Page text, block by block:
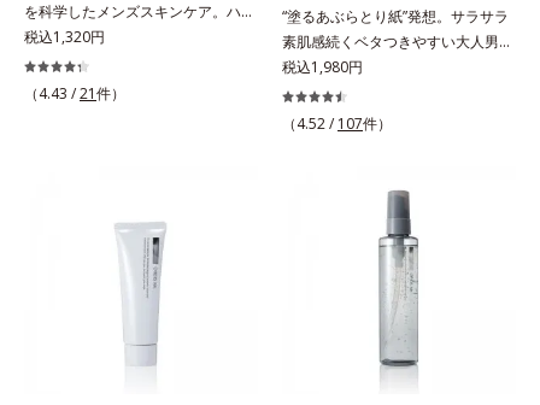
を科学したメンズスキンケア。ハ
リ・ツヤのある、好印象な清潔透明
肌(*1)へ。オルビス ミスターは、男
性の清潔感、爽やかさ、若々しさの
の乾燥・テカリへのケアはそのまま
に、肌荒れ・ニキビ予防など“今”の
肌悩みに応え、“未来”を見据えて好
印象の鍵となるハリ・ツヤへもアプ
ローチする進化を遂げました。うる
おいを逃しやすい男性肌に着目し、
税込1,320円
（4.43 /21件）
“塗るあぶらとり紙”発想。サラサラ
素肌感続くベタつきやすい大人男性
肌のための日焼け止めジェル。メン
ズブランド「オルビス ミスター」
の日焼け止めです。SPF50+・
ジングは不要。通勤にも長時間のレ
ジャーにも、毎日手軽にお使いいた
だけます。高いUVカット力を持つ
アイテムは本来多くのオイルが必要
ですが、オルビス ミスターは少な
いオイル(*1)でも多くのUVカット成
分を抱え込む技術を採用しました。
さらに皮脂吸着パウダー(*2)も配
税込1,980円
（4.52 / 107件）